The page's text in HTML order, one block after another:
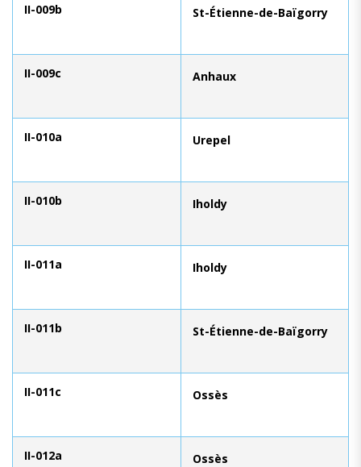
II-009b St-Étienne-de-Baïgorry
II-009c Anhaux
II-010a Urepel
II-010b Iholdy
II-011a Iholdy
II-011b St-Étienne-de-Baïgorry
II-011c Ossès
II-012a Ossès